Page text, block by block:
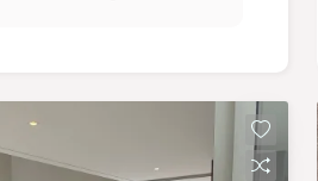
de acesso aos 02 quartos,
principal com sacada,
social com espelho, box